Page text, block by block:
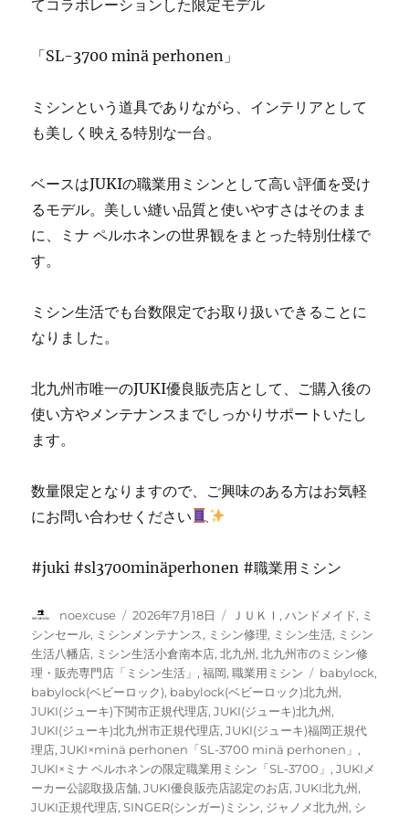
ン
理
専
門
店
シ
ン
活」
てコラボレーションした限定モデル
「SL-3700 minä perhonen」
ミシンという道具でありながら、インテリアとして
も美しく映える特別な一台。
ベースはJUKIの職業用ミシンとして高い評価を受け
るモデル。美しい縫い品質と使いやすさはそのまま
に、ミナ ペルホネンの世界観をまとった特別仕様で
す。
ミシン生活でも台数限定でお取り扱いできることに
なりました。
北九州市唯一のJUKI優良販売店として、ご購入後の
使い方やメンテナンスまでしっかりサポートいたし
ます。
数量限定となりますので、ご興味のある方はお気軽
にお問い合わせください
#juki #sl3700minäperhonen #職業用ミシン
投
稿
者
noexcuse
投
稿
日:
2026年7月18日
カ
テ
ゴ
リ
ー
ＪＵＫＩ ,ハンドメイド, ミ
シンセール, ミシンメンテナンス, ミシン修理, ミシン生活, ミシン
生活八幡店, ミシン生活小倉南本店,北九州 ,北九州市のミシン修
理・販売専門店「ミシン生活」 ,福岡,職業用ミシン
タ
グ
babylock,
babylock(ベビーロック), babylock(ベビーロック)北九州 ,
JUKI(ジューキ)下関市正規代理店,JUKI(ジューキ)北九州 ,
JUKI(ジューキ)北九州市正規代理店,JUKI(ジューキ)福岡正規代
理店,JUKI×minä perhonen「SL-3700 minä perhonen」 ,
JUKI×ミナ ペルホネンの限定職業用ミシン「SL-3700」 ,JUKIメ
ーカー公認取扱店舗,JUKI優良販売店認定のお店,JUKI北九州 ,
JUKI正規代理店,SINGER(シンガー)ミシン, ジャノメ北九州 , シ